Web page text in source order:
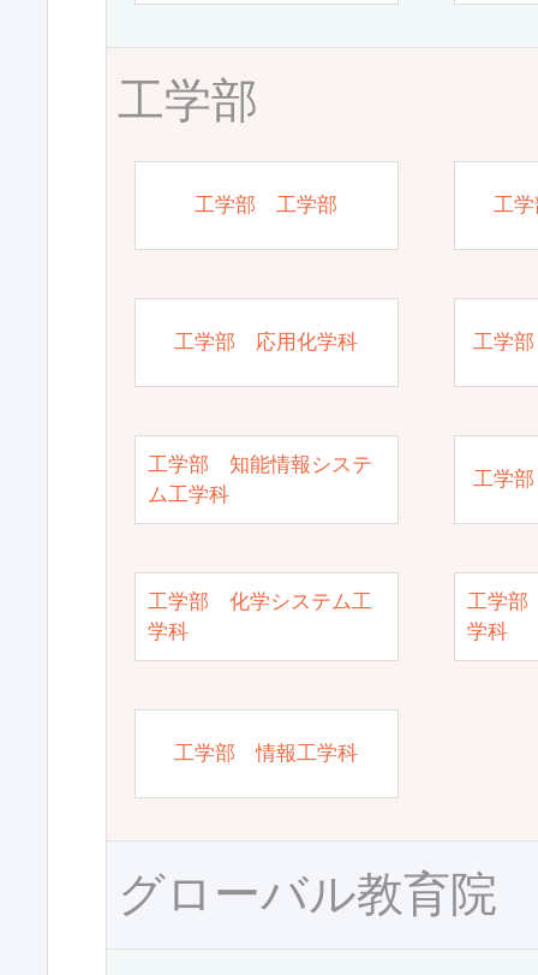
工学部
工学部 工学部 工
工学部 応用化学科 工学
工学部 知能情報システ
ム工学科
工学
工学部 化学システム工
学科
工学部
学科
工学部 情報工学科
グローバル教育院